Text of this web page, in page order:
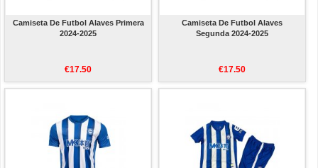
Camiseta De Futbol Alaves Primera
2024-2025
€17.50
Camiseta De Futbol Alaves
Segunda 2024-2025
€17.50